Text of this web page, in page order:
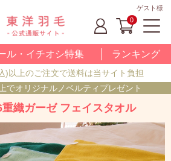
ゲスト様
0
ル・イチオシ特集 ランキング
)以上のご注文で送料は当サイト負担
でオリジナルノベルティプレゼント
織ガーゼ フェイスタオル